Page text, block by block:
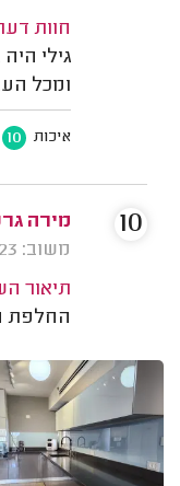
חוות
גילי
ומכל
איכות 10
מירה
משוב: 22/03/2023
תיאור
החלפת
10